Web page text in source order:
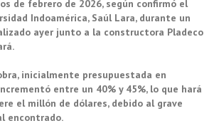
de febrero de 2026, según confirmó el
Indoamérica, Saúl Lara, durante un
ayer junto a la constructora Pladeco
inicialmente presupuestada en
entre un 40% y 45%, lo que hará
el millón de dólares, debido al grave
encontrado.